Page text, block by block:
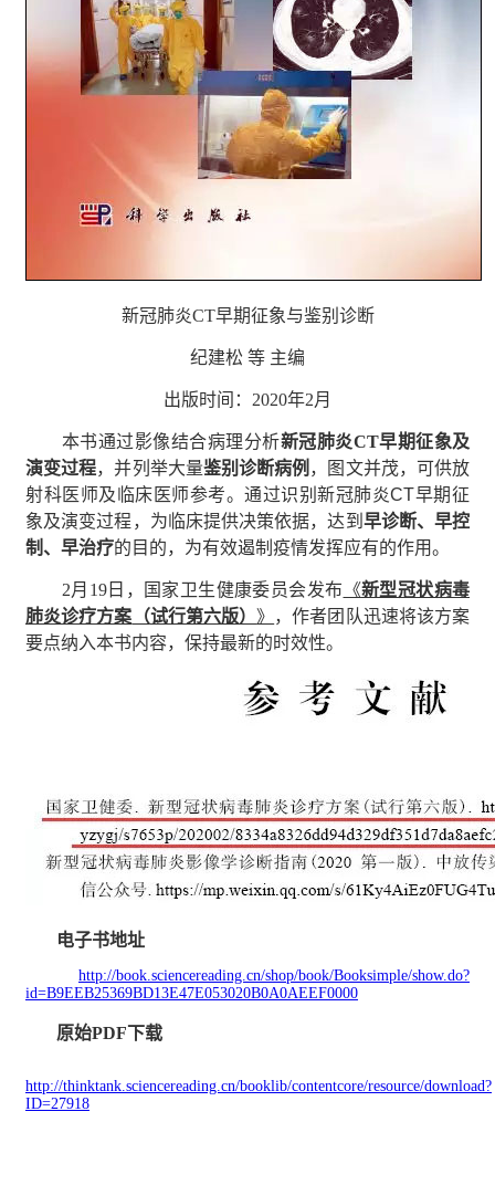
新冠肺炎CT早期征象与鉴别诊断
纪建松 等 主编
出版时间：2020年2月
本书通过影像结合病理分析新冠肺炎CT早期征象及
演变过程，并列举大量鉴别诊断病例 ，图文并茂，可供放
射科医师及临床医师参考。通过识别新冠肺炎CT早期征
象及演变过程，为临床提供决策依据，达到 早诊断、早控
制、早治疗的目的，为有效遏制疫情发挥应有的作用。
2月19日，国家卫生健康委员会发布 《新型冠状病毒
肺炎诊疗方案 （试行第六版） 》 ，作者团队迅速将该方案
要点纳入本书内容，保持最新的时效性。
电子书地址
http://book.sciencereading.cn/shop/book/Booksimple/show.do?
id=B9EEB25369BD13E47E053020B0A0AEEF0000
原始PDF下载
http://thinktank.sciencereading.cn/booklib/contentcore/resource/download?
ID=27918